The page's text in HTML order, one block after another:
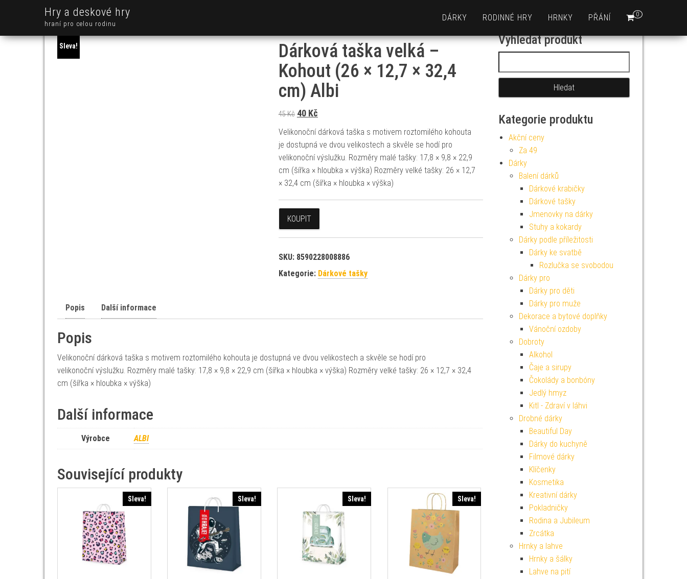
Hry a deskové hry
hraní pro celou rodinu
0
DÁRKY RODINNÉ HRY HRNKY PŘÁNÍ
Sleva!
Dárková taška velká –
Kohout (26 × 12,7 × 32,4
cm) Albi
45Kč Původní cena byla: 45 Kč.
40 KčAktuální cena je: 40 Kč.
Velikonoční dárková taška s motivem roztomilého kohouta
je dostupná ve dvou velikostech a skvěle se hodí pro
velikonoční výslužku. Rozměry malé tašky: 17,8 × 9,8 × 22,9
cm (šířka × hloubka × výška) Rozměry velké tašky: 26 × 12,7
× 32,4 cm (šířka × hloubka × výška)
KOUPIT
SKU: 8590228008886
Kategorie: Dárkové tašky
Popis Další informace
Popis
Velikonoční dárková taška s motivem roztomilého kohouta je dostupná ve dvou velikostech a skvěle se hodí pro
velikonoční výslužku. Rozměry malé tašky: 17,8 × 9,8 × 22,9 cm (šířka × hloubka × výška) Rozměry velké tašky: 26 × 12,7 × 32,4
cm (šířka × hloubka × výška)
Další informace
Výrobce ALBI
Související produkty
Sleva! Sleva! Sleva! Sleva!
Vyhledat produkt
Kategorie produktu
Akční ceny
Za 49
Dárky
Balení dárků
Dárkové krabičky
Dárkové tašky
Jmenovky na dárky
Stuhy a kokardy
Dárky podle příležitosti
Dárky ke svatbě
Rozlučka se svobodou
Dárky pro
Dárky pro děti
Dárky pro muže
Dekorace a bytové doplňky
Vánoční ozdoby
Dobroty
Alkohol
Čaje a sirupy
Čokolády a bonbóny
Jedlý hmyz
Kitl - Zdraví v láhvi
Drobné dárky
Beautiful Day
Dárky do kuchyně
Filmové dárky
Klíčenky
Kosmetika
Kreativní dárky
Pokladničky
Rodina a Jubileum
Zrcátka
Hrnky a lahve
Hrnky a šálky
Lahve na pití